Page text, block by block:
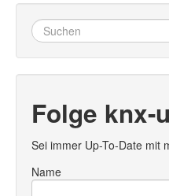
Folge knx-
Sei immer Up-To-Date mit
Name